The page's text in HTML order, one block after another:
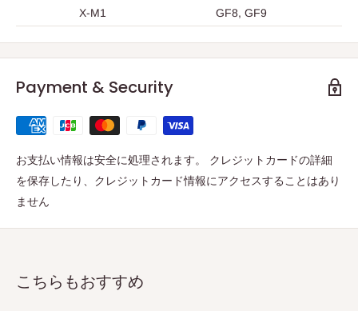
X-M1
GF8, GF9
Payment & Security
お支払い情報は安全に処理されます。 クレジットカードの詳細
を保存したり、クレジットカード情報にアクセスすることはあり
ません
こちらもおすすめ